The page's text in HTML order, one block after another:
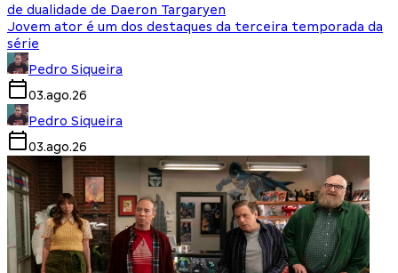
de dualidade de Daeron Targaryen
Jovem ator é um dos destaques da terceira temporada da
série
Pedro Siqueira
03.ago.26
Pedro Siqueira
03.ago.26